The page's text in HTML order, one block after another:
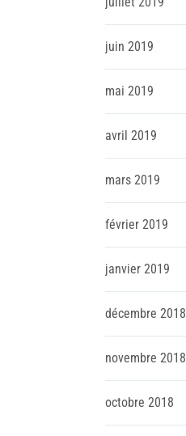
juin 2019
mai 2019
avril 2019
mars 2019
février 2019
janvier 2019
décembre 2018
novembre 2018
octobre 2018